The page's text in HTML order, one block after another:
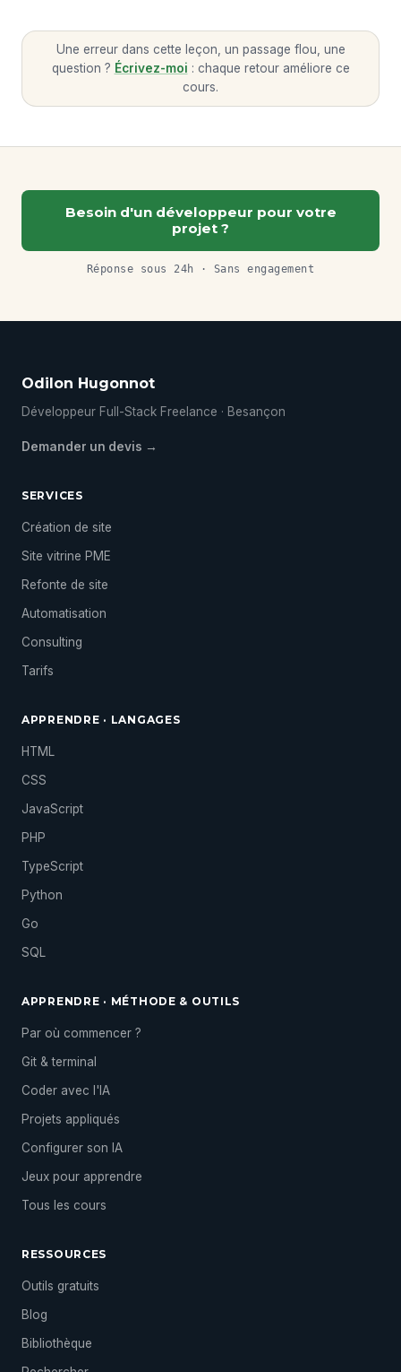
Une erreur dans cette leçon, un passage flou, une
question ? Écrivez-moi : chaque retour améliore ce
cours.
Besoin d'un développeur pour votre
projet ?
Réponse sous 24h · Sans engagement
Odilon Hugonnot
Développeur Full-Stack Freelance · Besançon
Demander un devis →
SERVICES
Création de site
Site vitrine PME
Refonte de site
Automatisation
Consulting
Tarifs
APPRENDRE · LANGAGES
HTML
CSS
JavaScript
PHP
TypeScript
Python
Go
SQL
APPRENDRE · MÉTHODE & OUTILS
Par où commencer ?
Git & terminal
Coder avec l'IA
Projets appliqués
Configurer son IA
Jeux pour apprendre
Tous les cours
RESSOURCES
Outils gratuits
Blog
Bibliothèque